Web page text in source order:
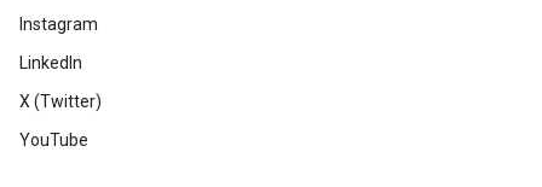
Instagram
LinkedIn
X (Twitter)
YouTube